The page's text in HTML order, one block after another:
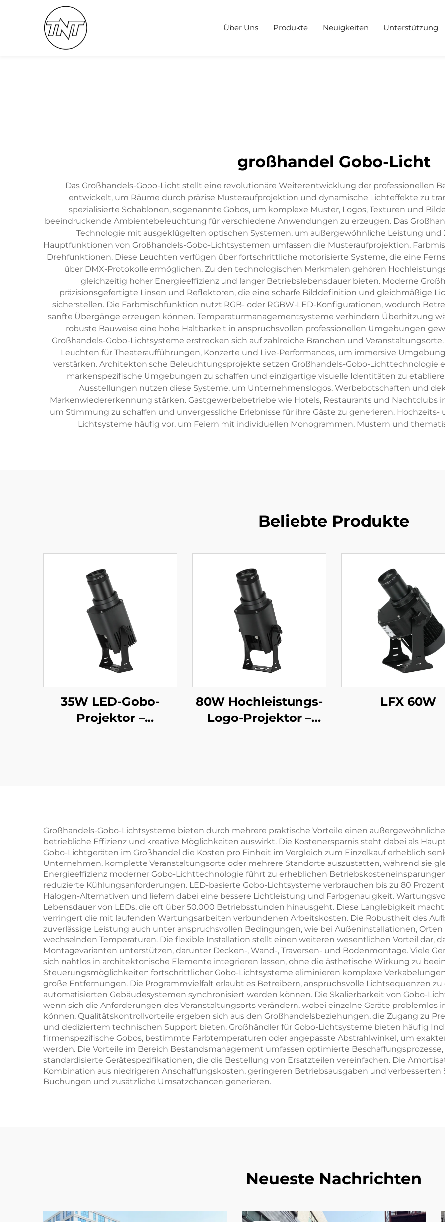
Über Uns Produkte Neuigkeiten Unterstützung
großhandel Gobo-Licht
Das Großhandels-Gobo-Licht stellt eine revolutionäre Weiterentwicklung der professionellen
entwickelt, um Räume durch präzise Musteraufprojektion und dynamische Lichteffekte zu
spezialisierte Schablonen, sogenannte Gobos, um komplexe Muster, Logos, Texturen und
beeindruckende Ambientebeleuchtung für verschiedene Anwendungen zu erzeugen. Das
Technologie mit ausgeklügelten optischen Systemen, um außergewöhnliche Leistung und
Hauptfunktionen von Großhandels-Gobo-Lichtsystemen umfassen die Musteraufprojektion,
Drehfunktionen. Diese Leuchten verfügen über fortschrittliche motorisierte Systeme, die eine
über DMX-Protokolle ermöglichen. Zu den technologischen Merkmalen gehören
gleichzeitig hoher Energieeffizienz und langer Betriebslebensdauer bieten. Moderne
präzisionsgefertigte Linsen und Reflektoren, die eine scharfe Bilddefinition und gleichmäßige
sicherstellen. Die Farbmischfunktion nutzt RGB- oder RGBW-LED-Konfigurationen, wodurch
sanfte Übergänge erzeugen können. Temperaturmanagementsysteme verhindern Überhitzung
robuste Bauweise eine hohe Haltbarkeit in anspruchsvollen professionellen Umgebungen
Großhandels-Gobo-Lichtsysteme erstrecken sich auf zahlreiche Branchen und
Leuchten für Theateraufführungen, Konzerte und Live-Performances, um immersive
verstärken. Architektonische Beleuchtungsprojekte setzen Großhandels-Gobo-Lichttechnologie
markenspezifische Umgebungen zu schaffen und einzigartige visuelle Identitäten zu
Ausstellungen nutzen diese Systeme, um Unternehmenslogos, Werbebotschaften und
Markenwiedererkennung stärken. Gastgewerbebetriebe wie Hotels, Restaurants und Nachtclubs
um Stimmung zu schaffen und unvergessliche Erlebnisse für ihre Gäste zu generieren.
Lichtsysteme häufig vor, um Feiern mit individuellen Monogrammen, Mustern und
Beliebte Produkte
35W LED-Gobo-
Projektor –
80W Hochleistungs-
Logo-Projektor –
LFX 60W
Großhandels-Gobo-Lichtsysteme bieten durch mehrere praktische Vorteile einen
betriebliche Effizienz und kreative Möglichkeiten auswirkt. Die Kostenersparnis steht dabei als
Gobo-Lichtgeräten im Großhandel die Kosten pro Einheit im Vergleich zum Einzelkauf erheblich
Unternehmen, komplette Veranstaltungsorte oder mehrere Standorte auszustatten, während sie
Energieeffizienz moderner Gobo-Lichttechnologie führt zu erheblichen
reduzierte Kühlungsanforderungen. LED-basierte Gobo-Lichtsysteme verbrauchen bis zu 80
Halogen-Alternativen und liefern dabei eine bessere Lichtleistung und Farbgenauigkeit.
Lebensdauer von LEDs, die oft über 50.000 Betriebsstunden hinausgeht. Diese Langlebigkeit
verringert die mit laufenden Wartungsarbeiten verbundenen Arbeitskosten. Die Robustheit des
zuverlässige Leistung auch unter anspruchsvollen Bedingungen, wie bei Außeninstallationen,
wechselnden Temperaturen. Die flexible Installation stellt einen weiteren wesentlichen Vorteil dar,
Montagevarianten unterstützen, darunter Decken-, Wand-, Traversen- und Bodenmontage. Viele
sich nahtlos in architektonische Elemente integrieren lassen, ohne die ästhetische Wirkung zu
Steuerungsmöglichkeiten fortschrittlicher Gobo-Lichtsysteme eliminieren komplexe
große Entfernungen. Die Programmvielfalt erlaubt es Betreibern, anspruchsvolle Lichtsequenzen
automatisierten Gebäudesystemen synchronisiert werden können. Die Skalierbarkeit von Gobo-
wenn sich die Anforderungen des Veranstaltungsorts verändern, wobei einzelne Geräte
können. Qualitätskontrollvorteile ergeben sich aus den Großhandelsbeziehungen, die Zugang zu
und dediziertem technischen Support bieten. Großhändler für Gobo-Lichtsysteme bieten häufig
firmenspezifische Gobos, bestimmte Farbtemperaturen oder angepasste Abstrahlwinkel, um
werden. Die Vorteile im Bereich Bestandsmanagement umfassen optimierte
standardisierte Gerätespezifikationen, die die Bestellung von Ersatzteilen vereinfachen. Die
Kombination aus niedrigeren Anschaffungskosten, geringeren Betriebsausgaben und
Buchungen und zusätzliche Umsatzchancen generieren.
Neueste Nachrichten